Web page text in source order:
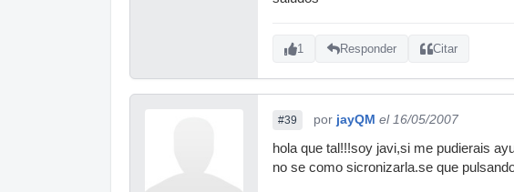
1 Responder Citar
#39 por jayQM el 16/05/2007
hola que tal!!!soy javi,si me pudierais
no se como sicronizarla.se que